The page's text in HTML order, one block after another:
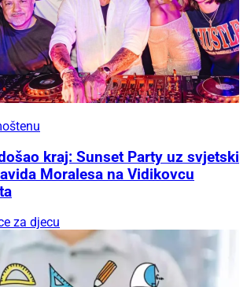
kraj: Sunset Party uz svjetski
Moralesa na Vidikovcu
za djecu